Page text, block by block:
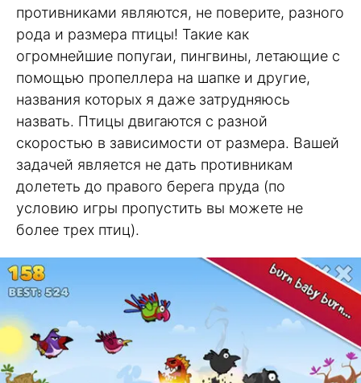
противниками являются, не поверите, разного
рода и размера птицы! Такие как
огромнейшие попугаи, пингвины, летающие с
помощью пропеллера на шапке и другие,
названия которых я даже затрудняюсь
назвать. Птицы двигаются с разной
скоростью в зависимости от размера. Вашей
задачей является не дать противникам
долететь до правого берега пруда (по
условию игры пропустить вы можете не
более трех птиц).